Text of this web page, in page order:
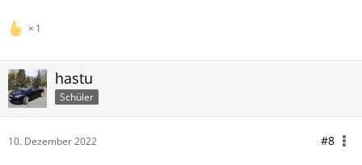
1
hastu
Schüler
10. Dezember 2022 #8